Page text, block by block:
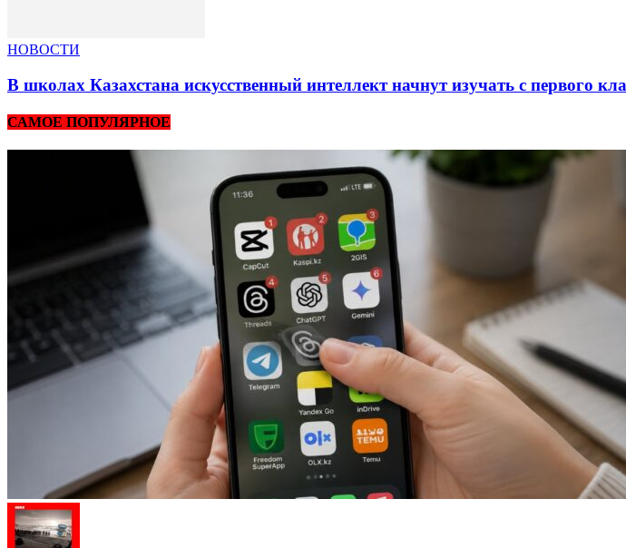
НОВОСТИ
В школах Казахстана искусственный интеллект начнут изучать с первого
САМОЕ ПОПУЛЯРНОЕ